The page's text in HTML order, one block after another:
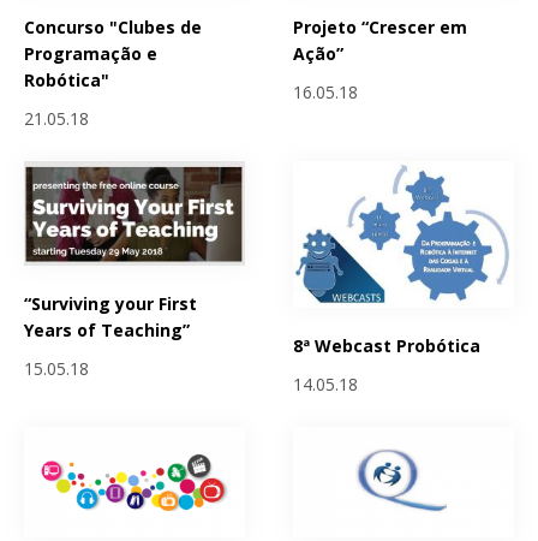
Concurso "Clubes de
Programação e
Robótica"
21.05.18
Projeto “Crescer em
Ação”
16.05.18
“Surviving your First
Years of Teaching”
15.05.18
8ª Webcast Probótica
14.05.18